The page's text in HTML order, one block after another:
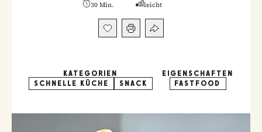
30 Min. leicht
KATEGORIEN
SCHNELLE KÜCHE
SNACK
EIGENSCHAFTEN
FASTFOOD